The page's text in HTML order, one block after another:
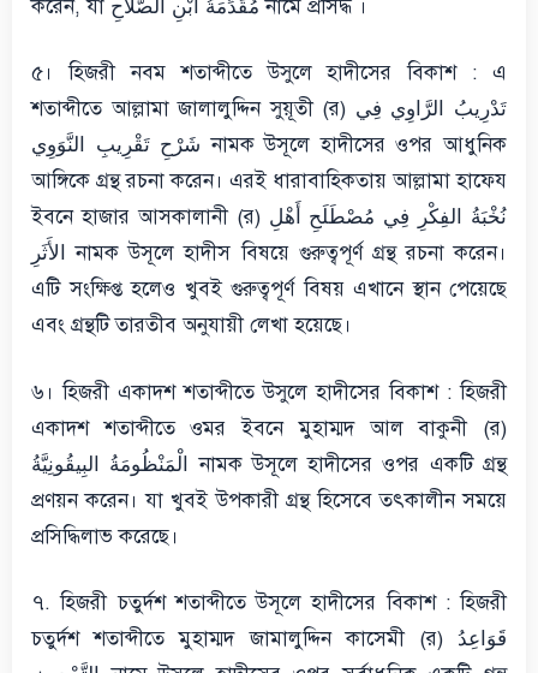
করেন, যা مُقَدِّمَةُ ابْنِ الصَّلاحِ নামে প্রসিদ্ধ ।
৫। হিজরী নবম শতাব্দীতে উসুলে হাদীসের বিকাশ : এ
শতাব্দীতে আল্লামা জালালুদ্দিন সুয়ূতী (র) تَدْرِيبُ الرَّاوِي فِي
شَرْحِ تَقْرِيبِ النَّوَوِي নামক উসূলে হাদীসের ওপর আধুনিক
আঙ্গিকে গ্রন্থ রচনা করেন। এরই ধারাবাহিকতায় আল্লামা হাফেয
ইবনে হাজার আসকালানী (র) نُخْبَةُ الفِكْرِ فِي مُصْطَلَحِ أَهْلِ
الأَثَرِ নামক উসূলে হাদীস বিষয়ে গুরুত্বপূর্ণ গ্রন্থ রচনা করেন।
এটি সংক্ষিপ্ত হলেও খুবই গুরুত্বপূর্ণ বিষয় এখানে স্থান পেয়েছে
এবং গ্রন্থটি তারতীব অনুযায়ী লেখা হয়েছে।
৬। হিজরী একাদশ শতাব্দীতে উসুলে হাদীসের বিকাশ : হিজরী
একাদশ শতাব্দীতে ওমর ইবনে মুহাম্মদ আল বাকুনী (র)
الْمَنْظُومَةُ البِيقُونِيَّةُ নামক উসূলে হাদীসের ওপর একটি গ্রন্থ
প্রণয়ন করেন। যা খুবই উপকারী গ্রন্থ হিসেবে তৎকালীন সময়ে
প্রসিদ্ধিলাভ করেছে।
৭. হিজরী চতুর্দশ শতাব্দীতে উসূলে হাদীসের বিকাশ : হিজরী
চতুর্দশ শতাব্দীতে মুহাম্মদ জামালুদ্দিন কাসেমী (র) قَوَاعِدُ